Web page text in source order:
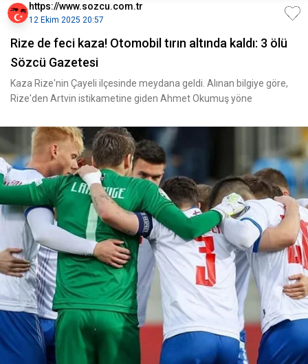
https://www.sozcu.com.tr
12 Ekim 2025 20:57
Rize de feci kaza! Otomobil tırın altında kaldı: 3 ölü
Sözcü Gazetesi
Kaza Rize'nin Çayeli ilçesinde meydana geldi. Alınan bilgiye göre,
Rize'den Artvin istikametine giden Ahmet Okumuş yöne